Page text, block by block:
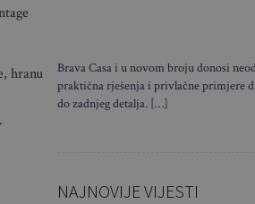
hranu
Brava Casa i u novom broju donosi
praktična rješenja i privlačne primjere
do zadnjeg detalja. […]
NAJNOVIJE VIJESTI